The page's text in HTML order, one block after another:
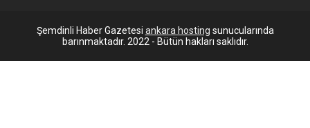
Saldırı ile ilgili soruşturma
başlatıldığı bildirildi.
Şemdinli Haber Gazetesi ankara hosting sunucularında
barınmaktadır. 2022 - Bütün hakları saklıdır.